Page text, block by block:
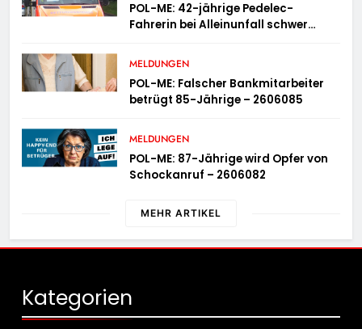
POL-ME: 42-jährige Pedelec-
Fahrerin bei Alleinunfall schwer
MELDUNGEN
POL-ME: Falscher Bankmitarbeiter
betrügt 85-Jährige – 2606085
MELDUNGEN
POL-ME: 87-Jährige wird Opfer von
Schockanruf – 2606082
MEHR ARTIKEL
Kategorien